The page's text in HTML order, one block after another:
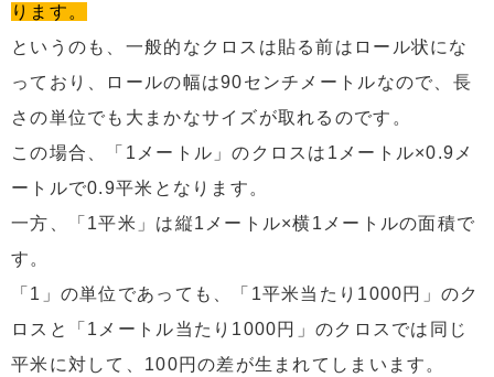
ります。
というのも、一般的なクロスは貼る前はロール状にな
っており、ロールの幅は90センチメートルなので、長
さの単位でも大まかなサイズが取れるのです。
この場合、「1メートル」のクロスは1メートル×0.9メ
ートルで0.9平米となります。
一方、「1平米」は縦1メートル×横1メートルの面積で
す。
「1」の単位であっても、「1平米当たり1000円」のク
ロスと「1メートル当たり1000円」のクロスでは同じ
平米に対して、100円の差が生まれてしまいます。